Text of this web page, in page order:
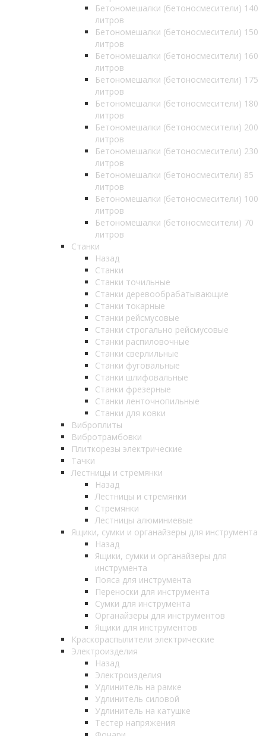
Бетономешалки (бетоносмесители) 140
литров
Бетономешалки (бетоносмесители) 150
литров
Бетономешалки (бетоносмесители) 160
литров
Бетономешалки (бетоносмесители) 175
литров
Бетономешалки (бетоносмесители) 180
литров
Бетономешалки (бетоносмесители) 200
литров
Бетономешалки (бетоносмесители) 230
литров
Бетономешалки (бетоносмесители) 85
литров
Бетономешалки (бетоносмесители) 100
литров
Бетономешалки (бетоносмесители) 70
литров
Станки
Назад
Станки
Станки точильные
Станки деревообрабатывающие
Станки токарные
Станки рейсмусовые
Станки строгально рейсмусовые
Станки распиловочные
Станки сверлильные
Станки фуговальные
Станки шлифовальные
Станки фрезерные
Станки ленточнопильные
Станки для ковки
Виброплиты
Вибротрамбовки
Плиткорезы электрические
Тачки
Лестницы и стремянки
Назад
Лестницы и стремянки
Стремянки
Лестницы алюминиевые
Ящики, сумки и органайзеры для инструмента
Назад
Ящики, сумки и органайзеры для
инструмента
Пояса для инструмента
Переноски для инструмента
Сумки для инструмента
Органайзеры для инструментов
Ящики для инструментов
Краскораспылители электрические
Электроизделия
Назад
Электроизделия
Удлинитель на рамке
Удлинитель силовой
Удлинитель на катушке
Тестер напряжения